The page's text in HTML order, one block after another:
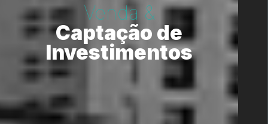
Venda &
Captação de
Investimentos